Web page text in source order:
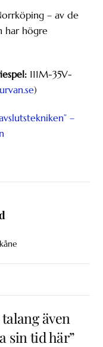
– av de
har högre
111M-35V-
)
–
även
sin tid här”